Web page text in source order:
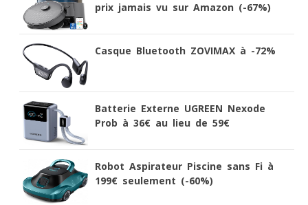
prix jamais vu sur Amazon (-67%)
Casque Bluetooth ZOVIMAX à -72%
Batterie Externe UGREEN Nexode
Prob à 36€ au lieu de 59€
Robot Aspirateur Piscine sans Fi à
199€ seulement (-60%)